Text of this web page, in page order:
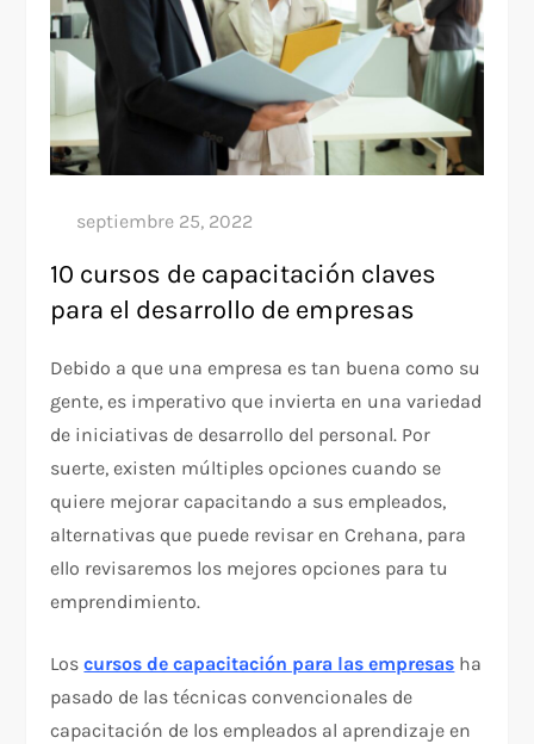
10 cursos de capacitación claves
para el desarrollo de empresas
Debido a que una empresa es tan buena como su
gente, es imperativo que invierta en una variedad
de iniciativas de desarrollo del personal. Por
suerte, existen múltiples opciones cuando se
quiere mejorar capacitando a sus empleados,
alternativas que puede revisar en Crehana, para
ello revisaremos los mejores opciones para tu
emprendimiento.
Loscursos de capacitación para las empresas ha
pasado de las técnicas convencionales de
capacitación de los empleados al aprendizaje en